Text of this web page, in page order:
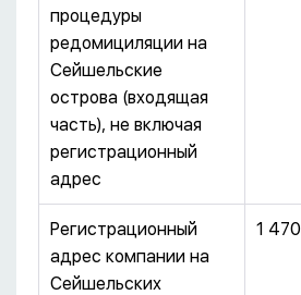
процедуры
редомициляции на
Сейшельские
острова (входящая
часть), не включая
регистрационный
адрес
Регистрационный
адрес компании на
Сейшельских
1 470